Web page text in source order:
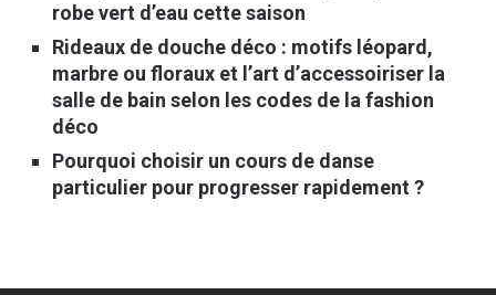
robe vert d’eau cette saison
Rideaux de douche déco : motifs léopard,
marbre ou floraux et l’art d’accessoiriser la
salle de bain selon les codes de la fashion
déco
Pourquoi choisir un cours de danse
particulier pour progresser rapidement ?